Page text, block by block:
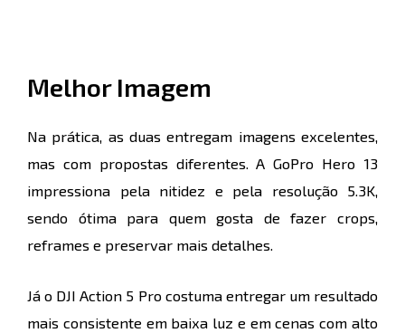
Melhor Imagem
Na prática, as duas entregam imagens excelentes,
mas com propostas diferentes. A GoPro Hero 13
impressiona pela nitidez e pela resolução 5.3K,
sendo ótima para quem gosta de fazer crops,
reframes e preservar mais detalhes.
Já o DJI Action 5 Pro costuma entregar um resultado
mais consistente em baixa luz e em cenas com alto